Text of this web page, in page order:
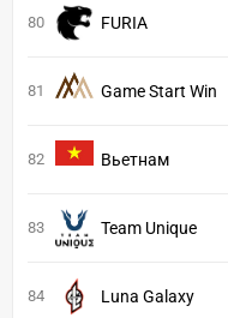
80 FURIA
81 Game Start Win
82 Вьетнам
83 Team Unique
84 Luna Galaxy